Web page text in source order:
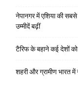
नेपानगर में एशिया की
उम्मीदें बढ़ीं
टैरिफ के बहाने कई देशों
शहरी और ग्रामीण भारत